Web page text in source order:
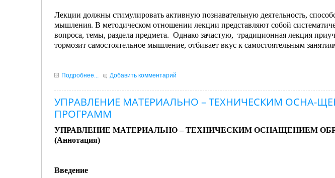
Лекции должны стимулировать активную познавательную деятельность,
мышления. В методическом отношении лекции представляют собой
вопроса, темы, раздела предмета. Однако зачастую, традиционная лекция
тормозит самостоятельное мышление, отбивает вкус к самостоятельным
Подробнее... Добавить комментарий
УПРАВЛЕНИЕ МАТЕРИАЛЬНО – ТЕХНИЧЕСКИМ ОСНА-
ПРОГРАММ
УПРАВЛЕНИЕ МАТЕРИАЛЬНО – ТЕХНИЧЕСКИМ ОСНАЩЕНИЕМ
(Аннотация)
Введение